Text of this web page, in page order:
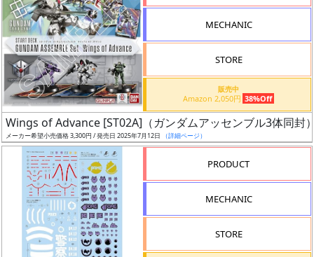
販
路
店
舗
MECHANIC
STORE
販売中
Amazon 2,050円 38%Off
Wings of Advance [ST02A]（ガンダムアッセンブル3体同封
メーカー希望小売価格 3,300円 / 発売日 2025年7月12日 （詳細ページ）
PRODUCT
MECHANIC
STORE